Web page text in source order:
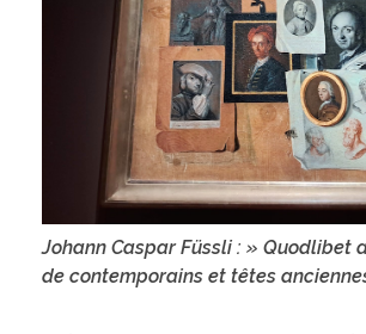
Johann Caspar Füssli : » Quodlibet
de contemporains et têtes